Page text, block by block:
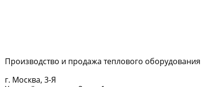
Производство и продажа теплового оборудования
г. Москва, 3-Я